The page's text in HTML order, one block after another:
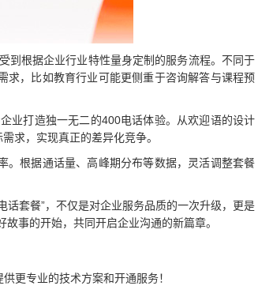
到根据企业行业特性量身定制的服务流程。不同于
求，比如教育行业可能更侧重于咨询解答与课程预
业打造独一无二的400电话体验。从欢迎语的设计
求，实现真正的差异化竞争。
。根据通话量、高峰期分布等数据，灵活调整套餐
套餐”，不仅是对企业服务品质的一次升级，更是
事的开始，共同开启企业沟通的新篇章。
更专业的技术方案和开通服务！